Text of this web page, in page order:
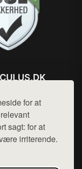
for at
sagt: for at
irriterende.
hej@want.dk
og privatlivspolitik